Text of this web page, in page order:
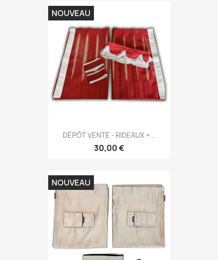
DÉPÔT VENTE - RIDEAUX +...
30,00 €
NOUVEAU
NOUVEAU